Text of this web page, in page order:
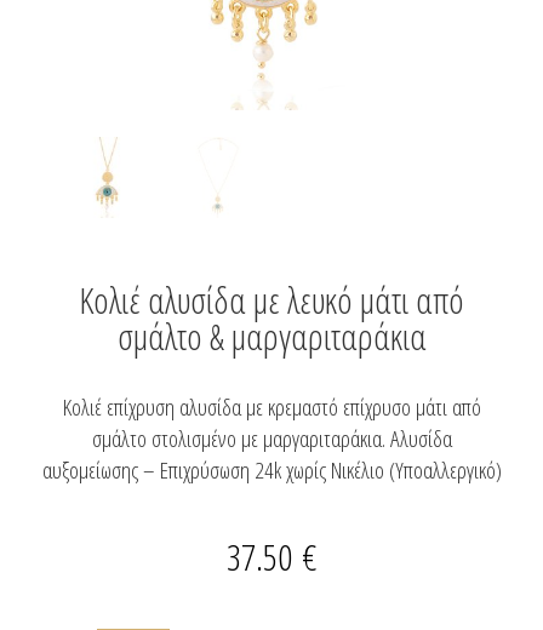
Κολιέ αλυσίδα με λευκό μάτι από
σμάλτο & μαργαριταράκια
Κολιέ επίχρυση αλυσίδα με κρεμαστό επίχρυσο μάτι από
σμάλτο στολισμένο με μαργαριταράκια. Αλυσίδα
αυξομείωσης – Επιχρύσωση 24k χωρίς Νικέλιο (Υποαλλεργικό)
37.50 €